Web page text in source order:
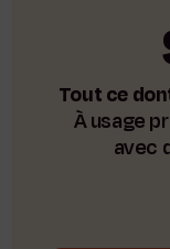
Tout ce
À usage
avec